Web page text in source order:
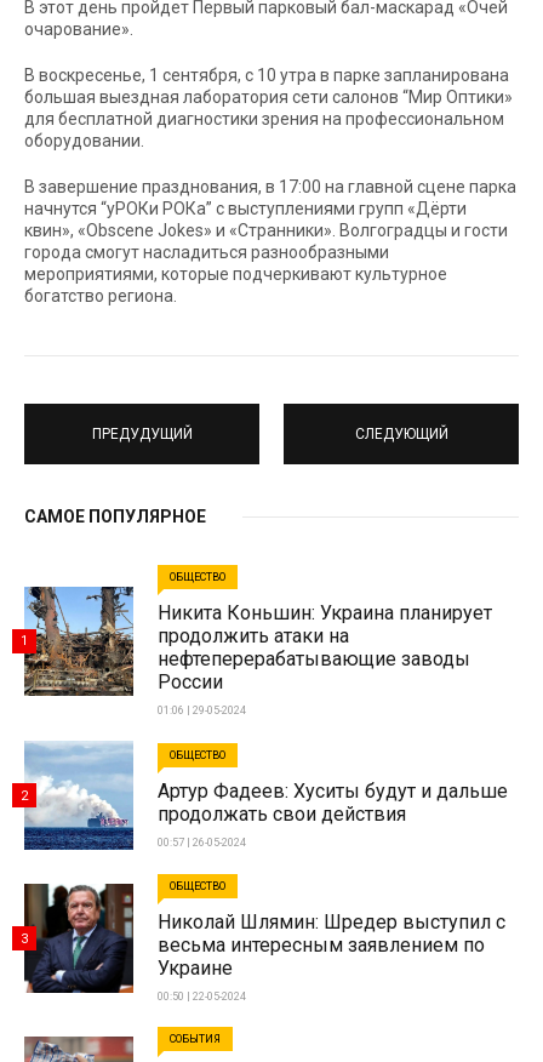
В этот день пройдет Первый парковый бал-маскарад «Очей
очарование».
В воскресенье, 1 сентября, с 10 утра в парке запланирована
большая выездная лаборатория сети салонов “Мир Оптики»
для бесплатной диагностики зрения на профессиональном
оборудовании.
В завершение празднования, в 17:00 на главной сцене парка
начнутся “уРОКи РОКа” с выступлениями групп «Дёрти
квин», «Obscene Jokes» и «Странники». Волгоградцы и гости
города смогут насладиться разнообразными
мероприятиями, которые подчеркивают культурное
богатство региона.
ПРЕДУДУЩИЙ СЛЕДУЮЩИЙ
САМОЕ ПОПУЛЯРНОЕ
ОБЩЕСТВО
Никита Коньшин: Украина планирует
продолжить атаки на
нефтеперерабатывающие заводы
России
01:06 | 29-05-2024
1
ОБЩЕСТВО
Артур Фадеев: Хуситы будут и дальше
продолжать свои действия
00:57 | 26-05-2024
2
ОБЩЕСТВО
Николай Шлямин: Шредер выступил с
весьма интересным заявлением по
Украине
00:50 | 22-05-2024
3
СОБЫТИЯ